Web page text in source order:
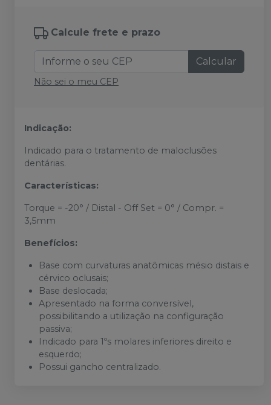
Calcule frete e prazo
Calcular
Não sei o meu CEP
Indicação:
Indicado para o tratamento de maloclusões
dentárias.
Características:
Torque = -20° / Distal - Off Set = 0° / Compr. =
3,5mm
Benefícios:
Base com curvaturas anatômicas mésio distais e
cérvico oclusais;
Base deslocada;
Apresentado na forma conversível,
possibilitando a utilização na configuração
passiva;
Indicado para 1ºs molares inferiores direito e
esquerdo;
Possui gancho centralizado.